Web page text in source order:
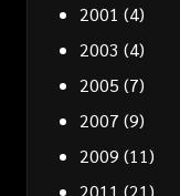
2001 (4)
2003 (4)
2005 (7)
2007 (9)
2009 (11)
2011 (21)